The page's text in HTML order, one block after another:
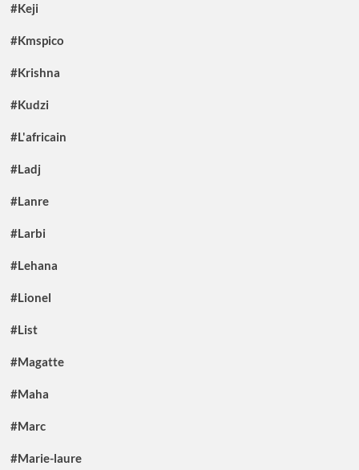
#Keji
#Kmspico
#Krishna
#Kudzi
#L'africain
#Ladj
#Lanre
#Larbi
#Lehana
#Lionel
#List
#Magatte
#Maha
#Marc
#Marie-laure